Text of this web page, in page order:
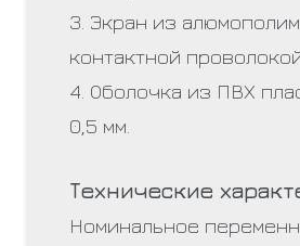
3. Экран из
контактной
4. Оболочка из ПВХ
0,5 мм.
Технические
Номинальное